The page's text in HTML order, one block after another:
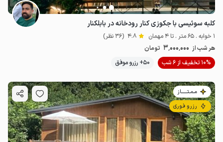
کلبه سوئیسی با جکوزی کنار رودخانه در بابلکنار
1 خوابه . 65 متر . تا 4 مهمان 4.8 (36 نظر)
هر شب از 3٬000٬000 تومان
10% تخفیف از 6 شب
50+ رزرو موفق
مـمـتــــــاز
رزرو فوری